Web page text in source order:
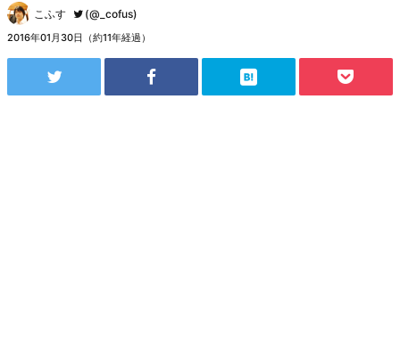
こふす (@_cofus)
2016年01月30日（約11年経過）